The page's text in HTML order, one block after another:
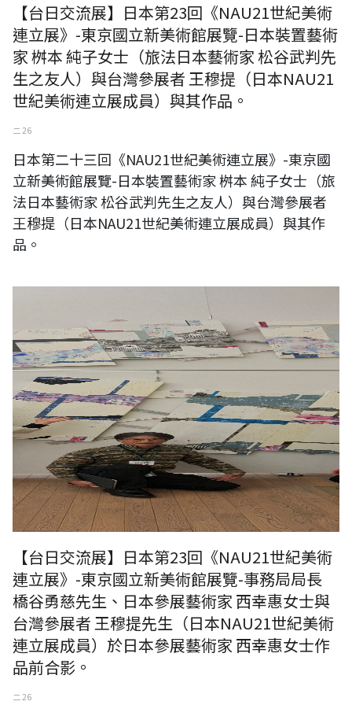
【台日交流展】日本第23回《NAU21世紀美術
連立展》-東京國立新美術館展覽-日本裝置藝術
家 桝本 純子女士（旅法日本藝術家 松谷武判先
生之友人）與台灣參展者 王穆提（日本NAU21
世紀美術連立展成員）與其作品。
二 26
日本第二十三回《NAU21世紀美術連立展》-東京國
立新美術館展覽-日本裝置藝術家 桝本 純子女士（旅
法日本藝術家 松谷武判先生之友人）與台灣參展者
王穆提（日本NAU21世紀美術連立展成員）與其作
品。
日本第二十三回《NAU21世紀美術連立展》-東京國立新美術館展覽-事務
局局長 橋谷勇慈先生、日本參展藝術家 西幸惠女士與台灣參展者 王穆提
先生（日本NAU21世紀美術連立展成員）於日本參展藝術家 西幸惠女士
作品前合影。
【台日交流展】日本第23回《NAU21世紀美術
連立展》-東京國立新美術館展覽-事務局局長
橋谷勇慈先生、日本參展藝術家 西幸惠女士與
台灣參展者 王穆提先生（日本NAU21世紀美術
連立展成員）於日本參展藝術家 西幸惠女士作
品前合影。
二 26